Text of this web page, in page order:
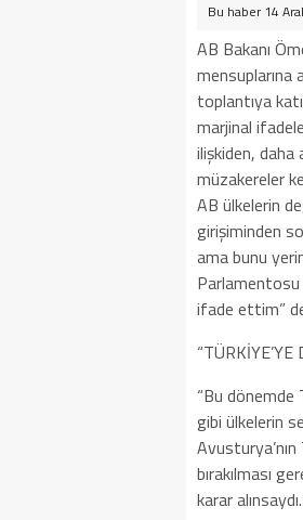
Bu haber 14
AB Bakanı
mensuplarına
toplantıya
marjinal
ilişkiden, daha
müzakereler
AB ülkelerin
girişiminden
ama bunu
Parlamentosu
ifade ettim”
“Bu
gibi ülkelerin
bırakılması
karar